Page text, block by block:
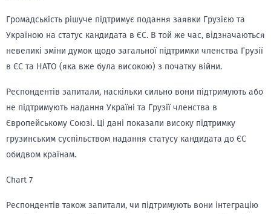
Громадськість рішуче підтримує подання заявки Грузією та
Україною на статус кандидата в ЄС. В той же час, відзначаються
невеликі зміни думок щодо загальної підтримки членства Грузії
в ЄС та НАТО (яка вже була високою) з початку війни.
Респондентів запитали, наскільки сильно вони підтримують або
не підтримують надання Україні та Грузії членства в
Європейському Союзі. Ці дані показали високу підтримку
грузинським суспільством надання статусу кандидата до ЄС
обидвом країнам.
Chart 7
Респондентів також запитали, чи підтримують вони інтеграцію